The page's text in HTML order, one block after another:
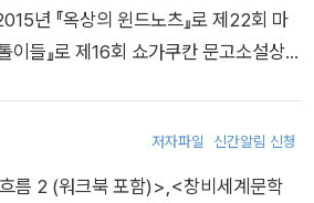
년 『옥상의 윈드노츠』로 제22회 마
이들』로 제16회 쇼가쿠칸 문고소설상을
」 시리즈가 드라마로 만들어졌다. 그 밖
소다』, 『바람을 사랑하다』, 『히카루가
저자파일 신간알림 신청
름 2 (워크북 포함)> <창비세계문학